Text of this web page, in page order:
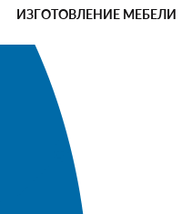
ИЗГОТОВЛЕНИЕ МЕБЕЛИ